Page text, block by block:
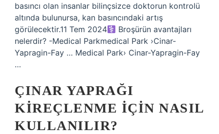
basıncı olan insanlar bilinçsizce doktorun kontrolü
altında bulunursa, kan basıncındaki artış
görülecektir.11 Tem 2024‍
Broşürün avantajları
nelerdir? -Medical Parkmedical Park ›Cinar-
Yapragin-Fay … Medical Park› Cinar-Yapragin-Fay
…
ÇINAR YAPRAĞI
KIREÇLENME IÇIN NASIL
KULLANILIR?